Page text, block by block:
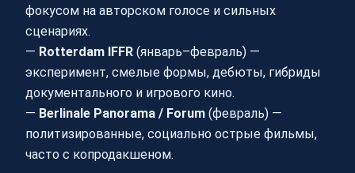
фокусом на авторском голосе и сильных
сценариях.
— Rotterdam IFFR (январь–февраль) —
эксперимент, смелые формы, дебюты, гибриды
документального и игрового кино.
— Berlinale Panorama / Forum (февраль) —
политизированные, социально острые фильмы,
часто с копродакшеном.